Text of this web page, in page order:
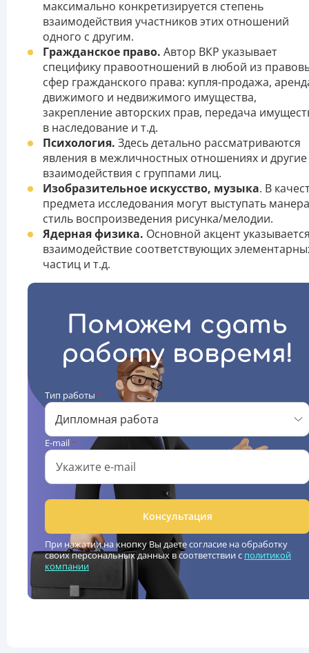
максимально конкретизируется степень
взаимодействия участников этих отношений
одного с другим.
Гражданское право. Автор ВКР указывает
специфику правоотношений в любой из
сфер гражданского права: купля-продажа,
движимого и недвижимого имущества,
закрепление авторских прав, передача
в наследование и т.д.
Психология. Здесь детально рассматриваются
явления в межличностных отношениях и другие
взаимодействия с группами лиц.
Изобразительное искусство, музыка. В
предмета исследования могут выступать
стиль воспроизведения рисунка/мелодии.
Ядерная физика. Основной акцент
взаимодействие соответствующих
частиц и т.д.
Поможем сдать
работу вовремя!
Тип работы *
Дипломная работа
E-mail *
Консультация
При нажатии на кнопку Вы даете согласие на обработку
своих персональных данных в соответствии с политикой
компании